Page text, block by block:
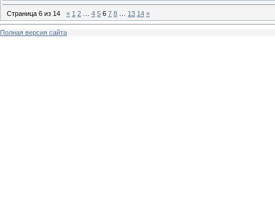
Страница 6 из 14 « 1 2 4 5 6 7 8 13 14 »
Полная версия сайта